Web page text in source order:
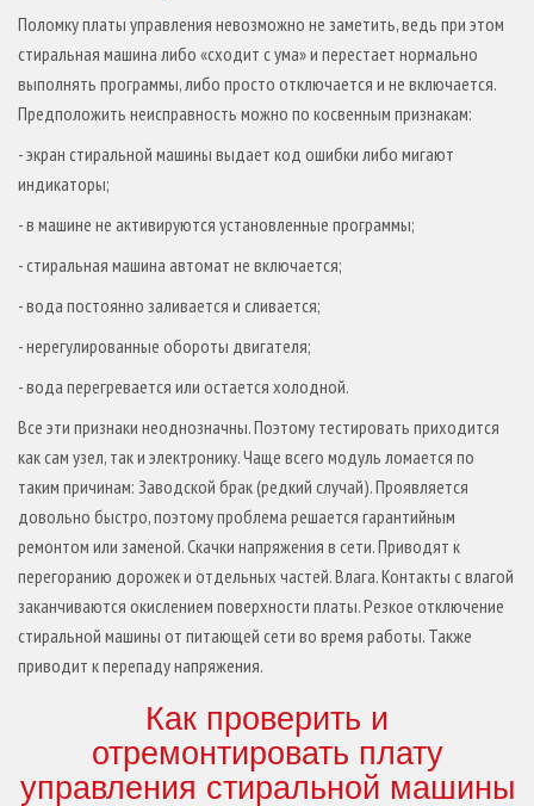
Поломку платы управления невозможно не заметить, ведь при этом
стиральная машина либо «сходит с ума» и перестает нормально
выполнять программы, либо просто отключается и не включается.
Предположить неисправность можно по косвенным признакам:
- экран стиральной машины выдает код ошибки либо мигают
индикаторы;
- в машине не активируются установленные программы;
- стиральная машина автомат не включается;
- вода постоянно заливается и сливается;
- нерегулированные обороты двигателя;
- вода перегревается или остается холодной.
Все эти признаки неоднозначны. Поэтому тестировать приходится
как сам узел, так и электронику. Чаще всего модуль ломается по
таким причинам: Заводской брак (редкий случай). Проявляется
довольно быстро, поэтому проблема решается гарантийным
ремонтом или заменой. Скачки напряжения в сети. Приводят к
перегоранию дорожек и отдельных частей. Влага. Контакты с влагой
заканчиваются окислением поверхности платы. Резкое отключение
стиральной машины от питающей сети во время работы. Также
приводит к перепаду напряжения.
Как проверить и
отремонтировать плату
управления стиральной машины